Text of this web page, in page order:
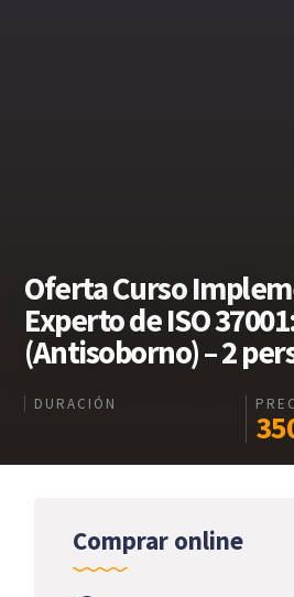
Oferta Curso
Experto de ISO
(Antisoborno) – 2
DURACIÓN
Comprar online